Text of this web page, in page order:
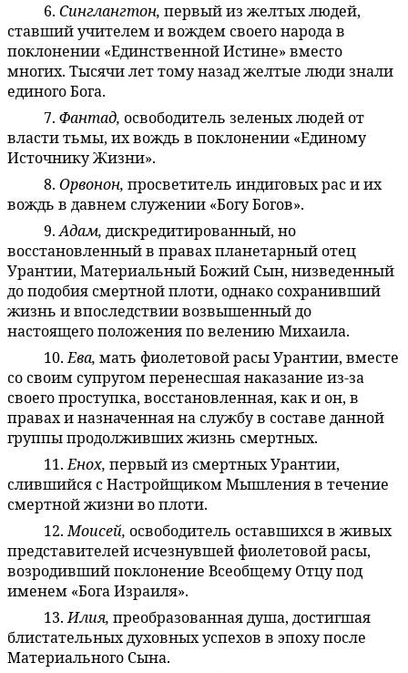
6. Синглангтон, первый из желтых людей,
ставший учителем и вождем своего народа в
поклонении «Единственной Истине» вместо
многих. Тысячи лет тому назад желтые люди знали
единого Бога.
7. Фантад, освободитель зеленых людей от
власти тьмы, их вождь в поклонении «Единому
Источнику Жизни».
45:4.108. Орвонон, просветитель индиговых рас и их
вождь в давнем служении «Богу Богов».
9.Адам, дискредитированный, но
восстановленный в правах планетарный отец
Урантии, Материальный Божий Сын, низведенный
до подобия смертной плоти, однако сохранивший
жизнь и впоследствии возвышенный до
настоящего положения по велению Михаила.
10.Ева, мать фиолетовой расы Урантии, вместе
со своим супругом перенесшая наказание из-за
своего проступка, восстановленная, как и он, в
правах и назначенная на службу в составе данной
группы продолживших жизнь смертных.
11.Енох, первый из смертных Урантии,
слившийся с Настройщиком Мышления в течение
смертной жизни во плоти.
12.Моисей, освободитель оставшихся в живых
представителей исчезнувшей фиолетовой расы,
возродивший поклонение Всеобщему Отцу под
именем «Бога Израиля».
13.Илия, преобразованная душа, достигшая
блистательных духовных успехов в эпоху после
Материального Сына.